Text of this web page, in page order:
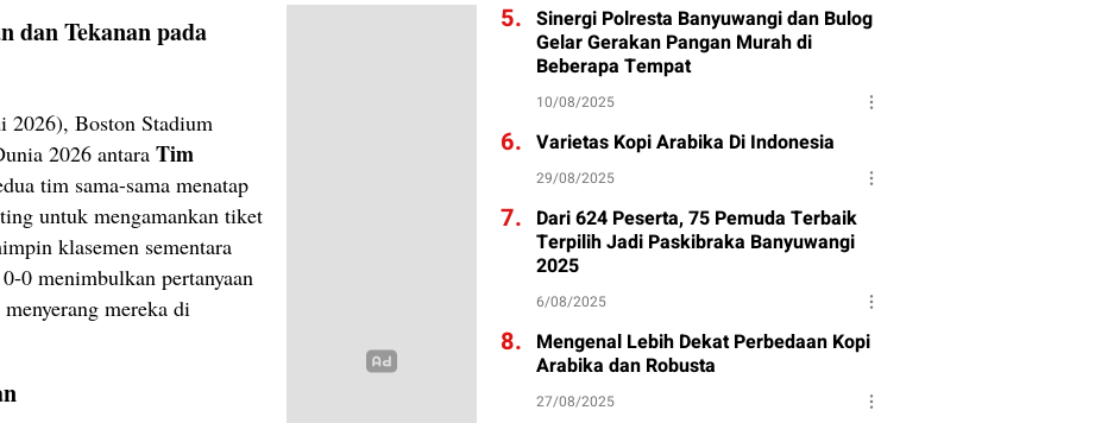
dan Tekanan pada
2026), Boston Stadium
2026 antara Tim
tim sama-sama menatap
untuk mengamankan tiket
klasemen sementara
0 menimbulkan pertanyaan
mereka di
5. Sinergi Polresta Banyuwangi dan Bulog
Gelar Gerakan Pangan Murah di
Beberapa Tempat
10/08/2025
6. Varietas Kopi Arabika Di Indonesia
29/08/2025
7. Dari 624 Peserta, 75 Pemuda Terbaik
Terpilih Jadi Paskibraka Banyuwangi
2025
6/08/2025
8. Mengenal Lebih Dekat Perbedaan Kopi
Arabika dan Robusta
27/08/2025